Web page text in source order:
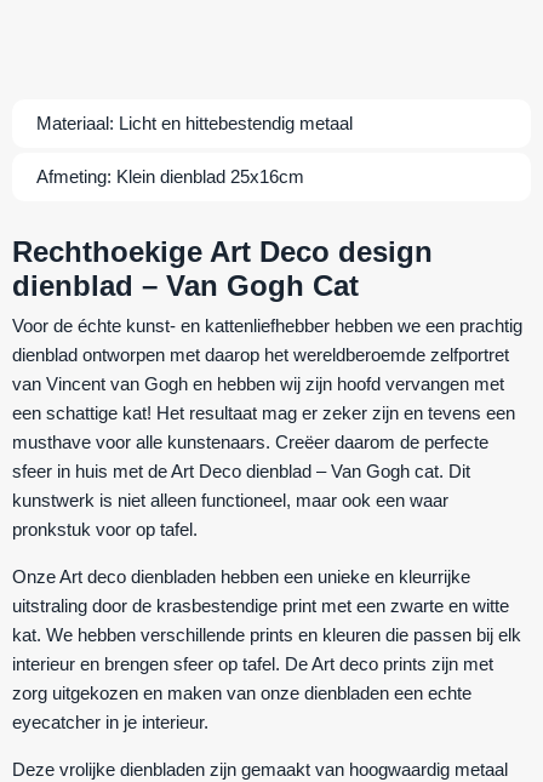
Materiaal: Licht en hittebestendig metaal
Afmeting: Klein dienblad 25x16cm
Rechthoekige Art Deco design
dienblad – Van Gogh Cat
Voor de échte kunst- en kattenliefhebber hebben we een prachtig
dienblad ontworpen met daarop het wereldberoemde zelfportret
van Vincent van Gogh en hebben wij zijn hoofd vervangen met
een schattige kat! Het resultaat mag er zeker zijn en tevens een
musthave voor alle kunstenaars. Creëer daarom de perfecte
sfeer in huis met de Art Deco dienblad – Van Gogh cat. Dit
kunstwerk is niet alleen functioneel, maar ook een waar
pronkstuk voor op tafel.
Onze Art deco dienbladen hebben een unieke en kleurrijke
uitstraling door de krasbestendige print met een zwarte en witte
kat. We hebben verschillende prints en kleuren die passen bij elk
interieur en brengen sfeer op tafel. De Art deco prints zijn met
zorg uitgekozen en maken van onze dienbladen een echte
eyecatcher in je interieur.
Deze vrolijke dienbladen zijn gemaakt van hoogwaardig metaal